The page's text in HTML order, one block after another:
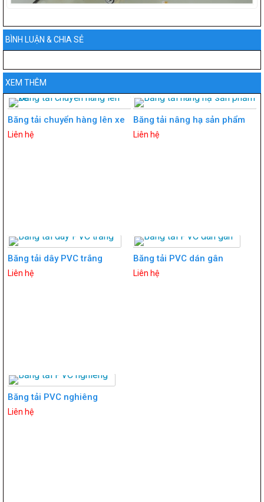
BÌNH LUẬN & CHIA SẺ
XEM THÊM
Băng tải chuyển hàng lên xe
Liên hệ
Băng tải nâng hạ sản phẩm
Liên hệ
Băng tải dây PVC trắng
Liên hệ
Băng tải PVC dán gân
Liên hệ
Băng tải PVC nghiêng
Liên hệ